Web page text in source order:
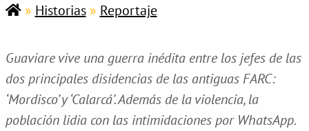
» Historias» Reportaje
Guaviare vive una guerra inédita entre los jefes de las
dos principales disidencias de las antiguas FARC:
‘Mordisco’ y ‘Calarcá’. Además de la violencia, la
población lidia con las intimidaciones por WhatsApp.